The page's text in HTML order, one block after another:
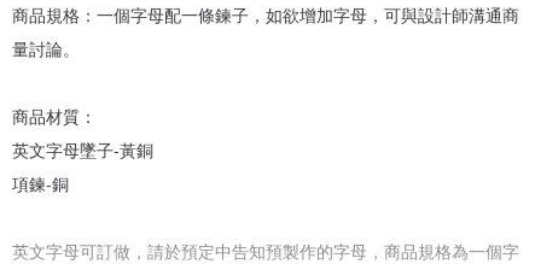
商品規格：一個字母配一條鍊子，如欲增加字母，可與設計師溝通商
量討論。
商品材質：
英文字母墜子-黃銅
項鍊-銅
英文字母可訂做，請於預定中告知預製作的字母，商品規格為一個字